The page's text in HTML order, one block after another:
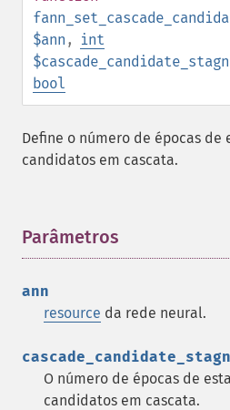
$ann ,
int
bool
Define o número de épocas de
candidatos em cascata.
Parâmetros
ann
resource da rede neural.
O número de épocas de
candidatos em cascata.